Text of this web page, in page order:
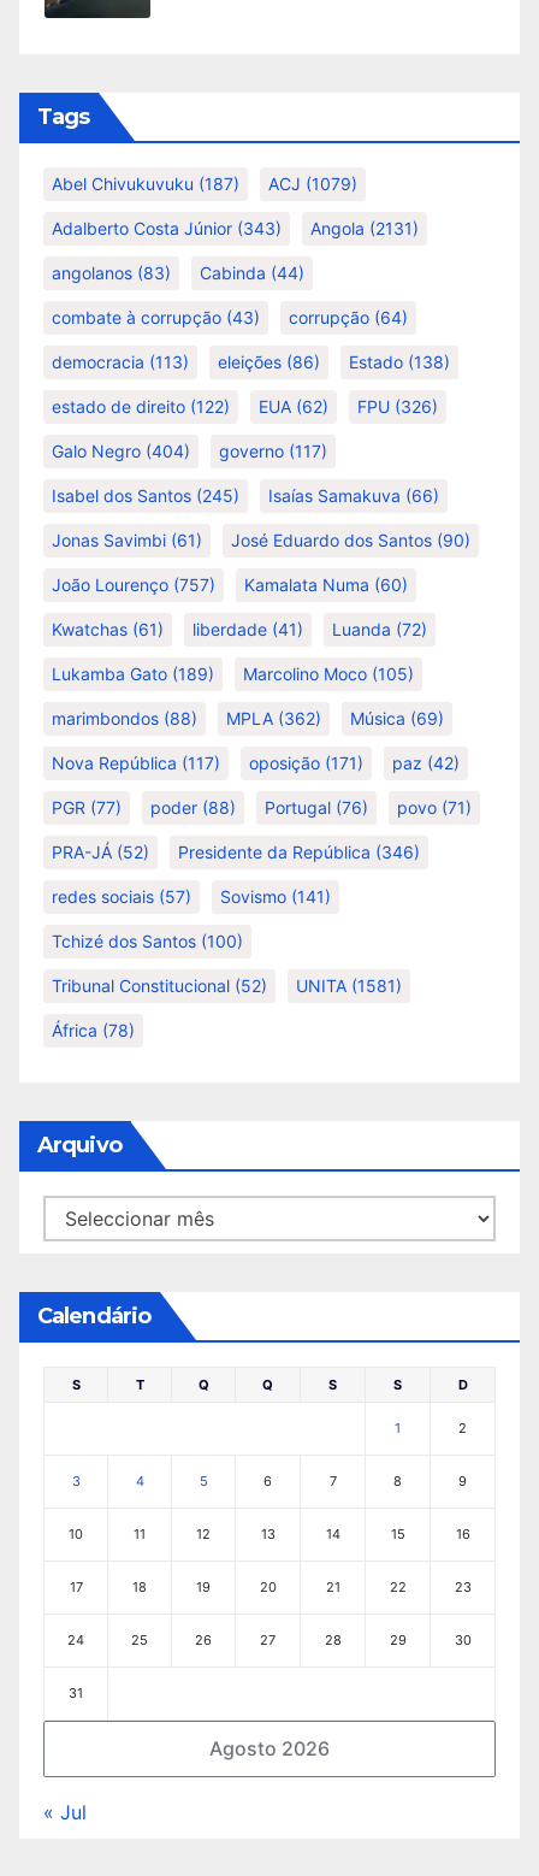
Tags
Abel Chivukuvuku (187) ACJ (1079)
Adalberto Costa Júnior (343) Angola (2131)
angolanos (83) Cabinda (44)
combate à corrupção (43) corrupção (64)
democracia (113) eleições (86) Estado (138)
estado de direito (122) EUA (62) FPU (326)
Galo Negro (404) governo (117)
Isabel dos Santos (245) Isaías Samakuva (66)
Jonas Savimbi (61) José Eduardo dos Santos (90)
João Lourenço (757) Kamalata Numa (60)
Kwatchas (61) liberdade (41) Luanda (72)
Lukamba Gato (189) Marcolino Moco (105)
marimbondos (88) MPLA (362) Música (69)
Nova República (117) oposição (171) paz (42)
PGR (77) poder (88) Portugal (76) povo (71)
PRA-JÁ (52) Presidente da República (346)
redes sociais (57) Sovismo (141)
Tchizé dos Santos (100)
Tribunal Constitucional (52) UNITA (1581)
África (78)
Arquivo
Arquivo
Calendário
Agosto 2026
S T Q Q S S D
1 2
3 4 5 6 7 8 9
10 11 12 13 14 15 16
17 18 19 20 21 22 23
24 25 26 27 28 29 30
31
« Jul